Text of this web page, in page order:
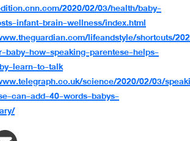
2020/02/03/health/baby-
infant-brain-wellness/index.html
lifeandstyle/shortcuts/
baby-how-speaking-parentese-helps-
learn-to-talk
science/2020/02/03/
can-add-40-words-babys-